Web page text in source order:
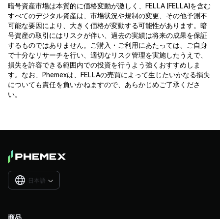
暗号資産市場は本質的に価格変動が激しく、FELLA (FELLA)を含む
すべてのデジタル資産は、市場状況や規制の変更、その他予測不
可能な要因により、大きく価格が変動する可能性があります。暗
号資産の取引にはリスクが伴い、過去の実績は将来の成果を保証
するものではありません。ご購入・ご利用にあたっては、ご自身
で十分なリサーチを行い、適切なリスク管理を実施したうえで、
損失を許容できる範囲内での投資を行うよう強くおすすめしま
す。なお、Phemexは、FELLAの売買によって生じたいかなる損失
についても責任を負いかねますので、あらかじめご了承くださ
い。
日本語 
商品